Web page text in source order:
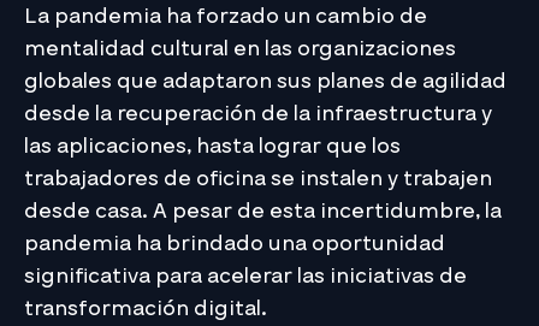
La pandemia ha forzado un cambio de
mentalidad cultural en las organizaciones
globales que adaptaron sus planes de agilidad
desde la recuperación de la infraestructura y
las aplicaciones, hasta lograr que los
trabajadores de oficina se instalen y trabajen
desde casa. A pesar de esta incertidumbre, la
pandemia ha brindado una oportunidad
significativa para acelerar las iniciativas de
transformación digital.